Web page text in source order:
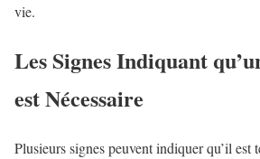
vie.
Les Signes Indiquant
est Nécessaire
Plusieurs signes peuvent indiquer qu’il est